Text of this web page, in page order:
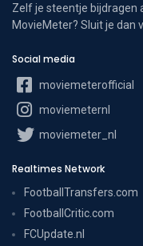
Zelf je steentje bijdragen
MovieMeter? Sluit je dan
Social media
moviemeterofficial
moviemeternl
moviemeter_nl
Realtimes Network
FootballTransfers.com
FootballCritic.com
FCUpdate.nl